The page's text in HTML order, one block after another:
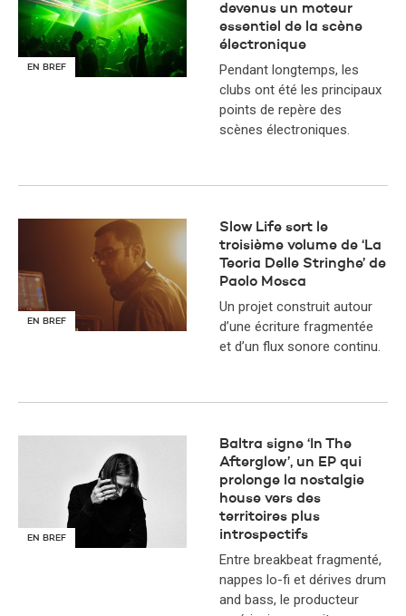
EN BREF
devenus un moteur
essentiel de la scène
électronique
Pendant longtemps, les
clubs ont été les principaux
points de repère des
scènes électroniques.
EN BREF
Slow Life sort le
troisième volume de ‘La
Teoria Delle Stringhe’ de
Paolo Mosca
Un projet construit autour
d’une écriture fragmentée
et d’un flux sonore continu.
EN BREF
Baltra signe ‘In The
Afterglow’, un EP qui
prolonge la nostalgie
house vers des
territoires plus
introspectifs
Entre breakbeat fragmenté,
nappes lo-fi et dérives drum
and bass, le producteur